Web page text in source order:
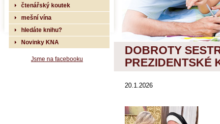
DOBROTY
PREZIDENTSKÉ
20.1.2026
čtenářský koutek
mešní vína
hledáte knihu?
Novinky KNA
Jsme na facebooku